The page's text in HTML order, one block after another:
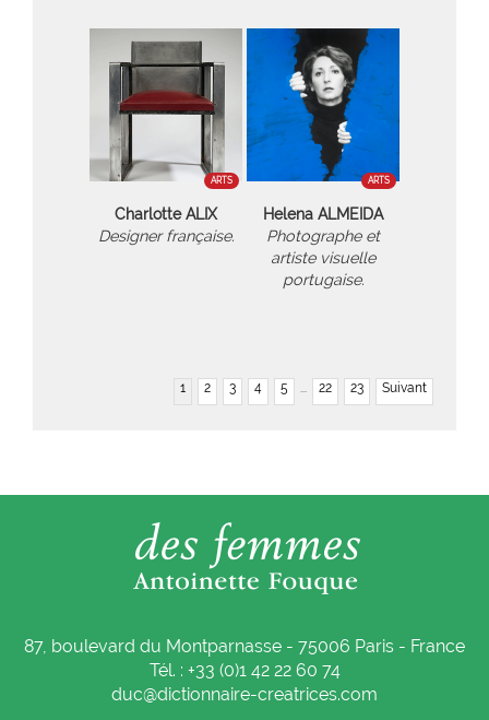
ARTS
Charlotte ALIX
Designer française.
ARTS
Helena ALMEIDA
Photographe et
artiste visuelle
portugaise.
1 2 3 4 5 ... 22 23 Suivant
87, boulevard du Montparnasse - 75006 Paris - France
Tél. : +33 (0)1 42 22 60 74
duc@dictionnaire-creatrices.com